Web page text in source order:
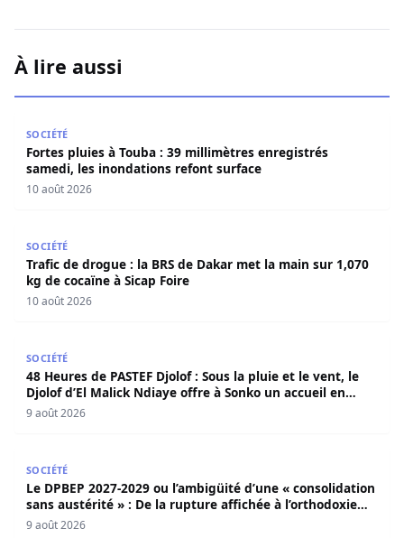
À lire aussi
SOCIÉTÉ
Fortes pluies à Touba : 39 millimètres enregistrés
samedi, les inondations refont surface
10 août 2026
SOCIÉTÉ
Trafic de drogue : la BRS de Dakar met la main sur 1,070
kg de cocaïne à Sicap Foire
10 août 2026
SOCIÉTÉ
48 Heures de PASTEF Djolof : Sous la pluie et le vent, le
Djolof d’El Malick Ndiaye offre à Sonko un accueil en
apothéose
9 août 2026
SOCIÉTÉ
Le DPBEP 2027-2029 ou l’ambigüité d’une « consolidation
sans austérité » : De la rupture affichée à l’orthodoxie
budgétaire, une analyse critique de la trajectoire
9 août 2026